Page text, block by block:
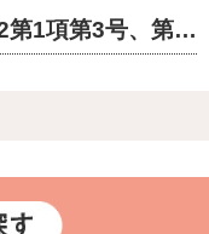
地方自治法施行令第167条の2第1項第3号、第4号に基づく随意契約...